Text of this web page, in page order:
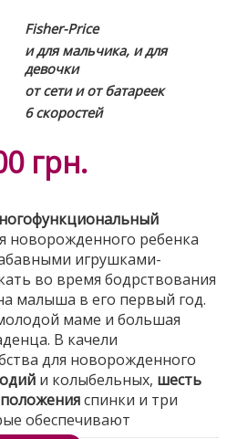
Fisher-Price
и для мальчика, и для
девочки
от сети и от батареек
6 скоростей
грн.
новорожденного ребенка
игрушками-
во время бодрствования
малыша в его первый год.
маме и большая
В качели
для новорожденного
и колыбельных, шесть
спинки и три
обеспечивают